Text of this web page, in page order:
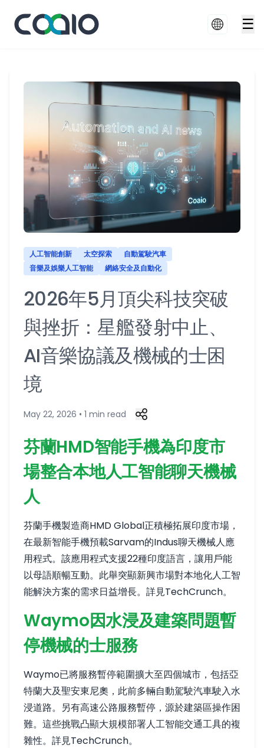
☰
人工智能創新 太空探索
自動駕駛汽車
音樂及娛樂人工智能
網絡安全及自動化
2026年5月頂尖科技突破
與挫折：星艦發射中止、
AI音樂協議及機械的士困
境
May 22, 2026 • 1 min read
芬蘭HMD智能手機為印度市
場整合本地人工智能聊天機械
人
芬蘭手機製造商HMD Global正積極拓展印度市場，
在最新智能手機預載Sarvam的Indus聊天機械人應
用程式。該應用程式支援22種印度語言，讓用戶能
以母語順暢互動。此舉突顯新興市場對本地化人工智
能解決方案的需求日益增長。 詳見TechCrunch。
Waymo因水浸及建築問題暫
停機械的士服務
Waymo已將服務暫停範圍擴大至四個城市，包括亞
特蘭大及聖安東尼奧，此前多輛自動駕駛汽車駛入水
浸道路。另有高速公路服務暫停，源於建築區操作困
難。這些挑戰凸顯大規模部署人工智能交通工具的複
雜性。 詳見TechCrunch。